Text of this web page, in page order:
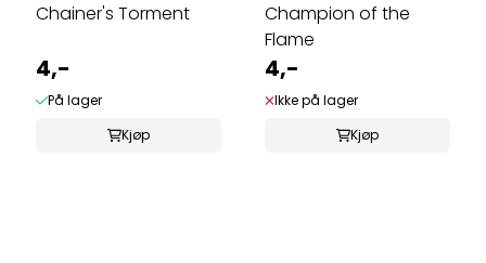
Chainer's Torment
4,-
På lager
Kjøp
Champion of the
Flame
4,-
Ikke på lager
Kjøp